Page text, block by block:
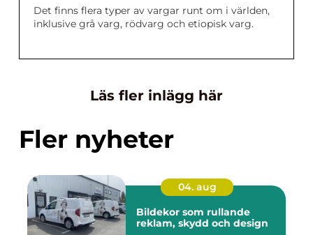
Det finns flera typer av vargar runt om i världen,
inklusive grå varg, rödvarg och etiopisk varg.
Läs fler inlägg här
Fler nyheter
04. aug
Bildekor som rullande
reklam, skydd och design